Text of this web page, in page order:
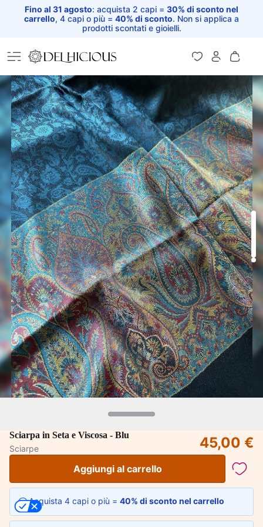
Fino al 31 agosto: acquista 2 capi = 30% di sconto nel
carrello, 4 capi o più = 40% di sconto. Non si applica a
prodotti scontati e gioielli.
Home
Sciarpa in Seta e Viscosa - Blu
Sciarpe
45,00 €
Aggiungi al carrello
Acquista 4 capi o più = 40% di sconto nel carrello